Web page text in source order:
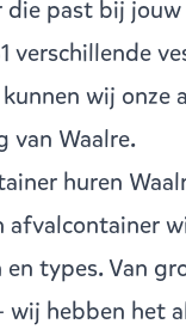
die past bij
verschillende
wij onze
van Waalre.
huren
afvalcontainer
types. Van
wij hebben het